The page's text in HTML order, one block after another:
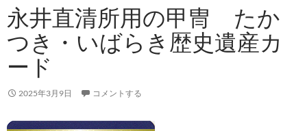
永井直清所用の甲冑 たか
つき・いばらき歴史遺産カ
ード
2025年3月9日 コメントする